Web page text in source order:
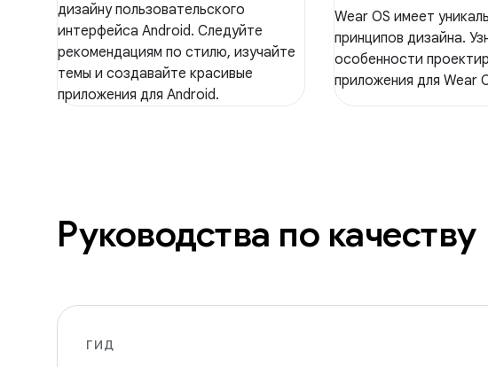
дизайну пользовательского
интерфейса Android. Следуйте
рекомендациям по стилю, изучайте
темы и создавайте красивые
приложения для Android.
Wear OS имеет
принципов дизайна.
особенности
приложения для Wear
Руководства по качеству
ГИД